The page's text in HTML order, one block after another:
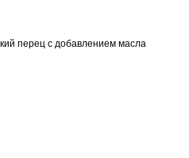
перец с добавлением масла